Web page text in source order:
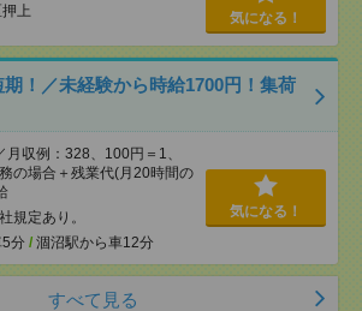
上 気になる！
期！／未経験から時給1700円！集荷
月収例：328、100円＝1、
の場合＋残業代(月20時間の
規定あり。
分 / 涸沼駅から車12分
気になる！
すべて見る